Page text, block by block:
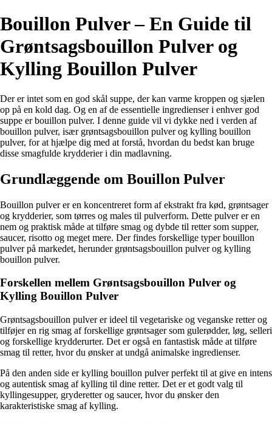
Bouillon Pulver – En Guide til
Grøntsagsbouillon Pulver og
Kylling Bouillon Pulver
Der er intet som en god skål suppe, der kan varme kroppen og sjælen
op på en kold dag. Og en af de essentielle ingredienser i enhver god
suppe er bouillon pulver. I denne guide vil vi dykke ned i verden af
bouillon pulver, især grøntsagsbouillon pulver og kylling bouillon
pulver, for at hjælpe dig med at forstå, hvordan du bedst kan bruge
disse smagfulde krydderier i din madlavning.
Grundlæggende om Bouillon Pulver
Bouillon pulver er en koncentreret form af ekstrakt fra kød, grøntsager
og krydderier, som tørres og males til pulverform. Dette pulver er en
nem og praktisk måde at tilføre smag og dybde til retter som supper,
saucer, risotto og meget mere. Der findes forskellige typer bouillon
pulver på markedet, herunder grøntsagsbouillon pulver og kylling
bouillon pulver.
Forskellen mellem Grøntsagsbouillon Pulver og
Kylling Bouillon Pulver
Grøntsagsbouillon pulver er ideel til vegetariske og veganske retter og
tilføjer en rig smag af forskellige grøntsager som gulerødder, løg, selleri
og forskellige krydderurter. Det er også en fantastisk måde at tilføre
smag til retter, hvor du ønsker at undgå animalske ingredienser.
På den anden side er kylling bouillon pulver perfekt til at give en intens
og autentisk smag af kylling til dine retter. Det er et godt valg til
kyllingesupper, gryderetter og saucer, hvor du ønsker den
karakteristiske smag af kylling.